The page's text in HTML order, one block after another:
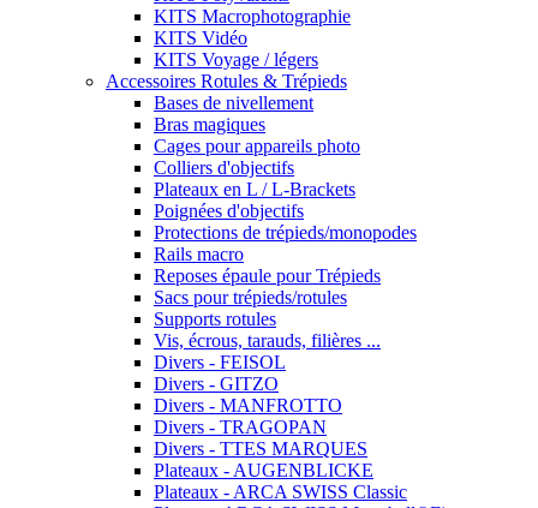
KITS Macrophotographie
KITS Vidéo
KITS Voyage / légers
Accessoires Rotules & Trépieds
Bases de nivellement
Bras magiques
Cages pour appareils photo
Colliers d'objectifs
Plateaux en L / L-Brackets
Poignées d'objectifs
Protections de trépieds/monopodes
Rails macro
Reposes épaule pour Trépieds
Sacs pour trépieds/rotules
Supports rotules
Vis, écrous, tarauds, filières ...
Divers - FEISOL
Divers - GITZO
Divers - MANFROTTO
Divers - TRAGOPAN
Divers - TTES MARQUES
Plateaux - AUGENBLICKE
Plateaux - ARCA SWISS Classic